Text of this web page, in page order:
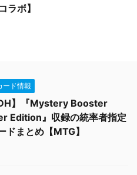
ラボ】
ード情報
】『Mystery Booster
Edition』収録の統率者指定
ドまとめ【MTG】